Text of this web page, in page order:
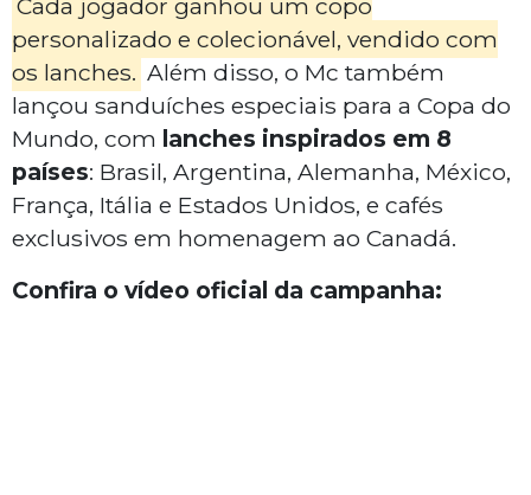
Cada jogador ganhou um copo
personalizado e colecionável, vendido com
os lanches. Além disso, o Mc também
lançou sanduíches especiais para a Copa do
Mundo, com lanches inspirados em 8
países: Brasil, Argentina, Alemanha, México,
França, Itália e Estados Unidos, e cafés
exclusivos em homenagem ao Canadá.
Confira o vídeo oficial da campanha: